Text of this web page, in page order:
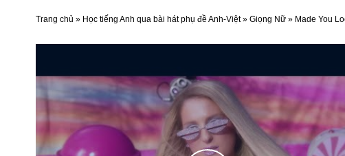
Trang chủ » Học tiếng Anh qua bài hát phụ đề Anh-Việt» Giọng Nữ » Made You